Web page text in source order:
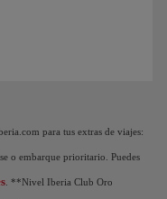
para tus extras de viajes:
o embarque prioritario. Puedes
. **Nivel Iberia Club Oro